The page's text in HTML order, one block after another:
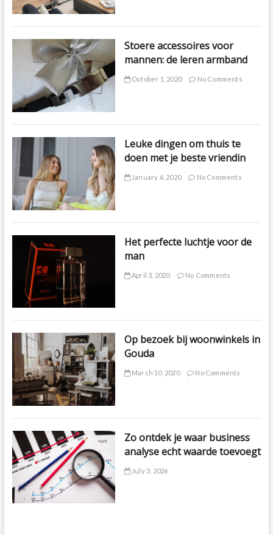
Stoere accessoires voor
mannen: de leren armband
October 1, 2020 No Comments
Leuke dingen om thuis te
doen met je beste vriendin
January 6, 2020 No Comments
Het perfecte luchtje voor de
man
April 3, 2020 No Comments
Op bezoek bij woonwinkels in
Gouda
March 10, 2020 No Comments
Zo ontdek je waar business
analyse echt waarde toevoegt
July 3, 2026